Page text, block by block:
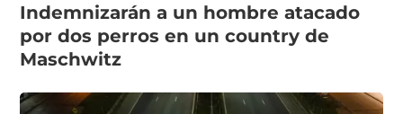
Indemnizarán a un hombre atacado
por dos perros en un country de
Maschwitz